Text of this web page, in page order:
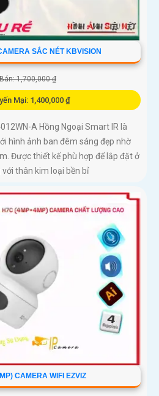
SẮC NÉT KBVISION
1,700,000 ₫
Mại: 1,400,000 ₫
A Hồng Ngoại Smart IR là
hình ảnh ban đêm sáng đẹp nhờ
Được thiết kế phù hợp để lắp đặt ở
thân kim loại bền bỉ
CAMERA WIFI EZVIZ